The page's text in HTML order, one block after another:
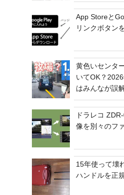
App Storeと
リンクボタン
黄色いセンタ
いてOK？
はみんなが誤
ドラレコ
像を別々のフ
15年使って壊
ハンドルを正